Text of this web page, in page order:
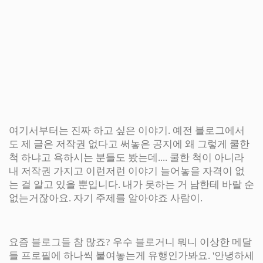
여기서부터는 진짜 하고 싶은 이야기. 예전 블로그에서
도 제 글은 저작권 없다고 써놓은 공지에 왜 그렇게 쿨한
척 하냐고 욕하시는 분들도 봤는데.... 쿨한 척이 아니라
내 저작권 가지고 이런저런 이야기 늘어놓을 자격이 없
는 걸 알고 있을 뿐입니다. 내가 못하는 거 남한테 바랄 순
없는거잖아요. 자기 주제를 알아야죠 사람이.
요즘 블로그들 참 많죠? 우수 블로거니 뭐니 이상한 메달
들 프로필에 하나씩 붙여놓는게 유행인가봐요. '안녕하세